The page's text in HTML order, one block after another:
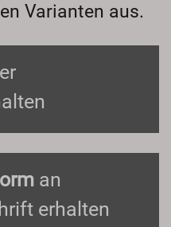
Varianten aus.
an
erhalten